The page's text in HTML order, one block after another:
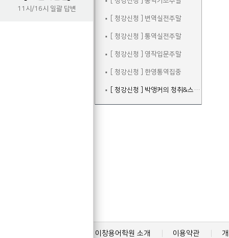
11시/16시 일괄 답변
[ 청강신청 ] 번역실전주말
[ 청강신청 ] 통역실전주말
[ 청강신청 ] 영작입문주말
[ 청강신청 ] 한영통역집중
[ 청강신청 ] 박앵커의 청취&스피킹 주말
이창용어학원 소개 이용약관